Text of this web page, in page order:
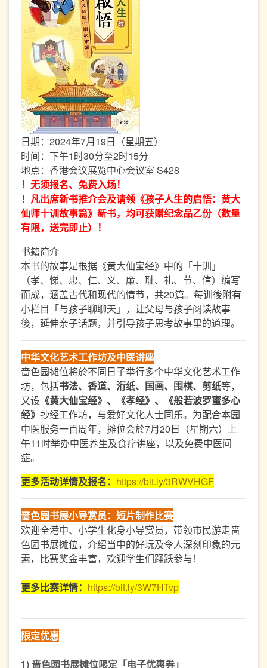
日期：2024年7月19日（星期五）
时间：下午1时30分至2时15分
地点：香港会议展览中心会议室 S428
！无须报名、免费入场！
！ 凡出席新书推介会及请领《孩子人生的启悟：黄大
仙师十训故事篇》新书，均可获赠纪念品乙份（数量
有限，送完即止）！
书籍简介
本书的故事是根据《黄大仙宝经》中的「十训」
（孝、悌、忠、仁、义、廉、耻、礼、节、信）编写
而成，涵盖古代和现代的情节，共20篇。每训後附有
小栏目「与孩子聊聊天」，让父母与孩子阅读故事
後，延伸亲子话题，并引导孩子思考故事里的道理。
中华文化艺术工作坊及中医讲座
啬色园摊位将於不同日子举行多个中华文化艺术工作
坊，包括书法、香道、洐纸、国画、围棋、剪纸等，
又设 《黄大仙宝经》、《孝经》、《般若波罗蜜多心
经》 抄经工作坊，与爱好文化人士同乐。为配合本园
中医服务一百周年，摊位会於7月20日（星期六）上
午11时举办中医养生及食疗讲座，以及免费中医问
症。
更多活动详情及报名： https://bit.ly/3RWVHGF
啬色园书展小导赏员：短片制作比赛
欢迎全港中、小学生化身小导赏员，带领市民游走啬
色园书展摊位，介绍当中的好玩及令人深刻印象的元
素，比赛奖金丰富，欢迎学生们踊跃参与！
更多比赛详情： https://bit.ly/3W7HTvp
限定优惠
1) 啬色园书展摊位限定「电子优惠券」